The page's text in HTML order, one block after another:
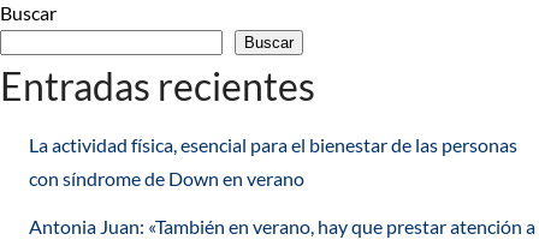
Buscar
Buscar
Entradas recientes
La actividad física, esencial para el bienestar de las personas
con síndrome de Down en verano
Antonia Juan: «También en verano, hay que prestar atención a